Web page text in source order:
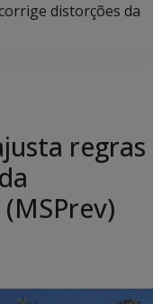
distorções da
regras